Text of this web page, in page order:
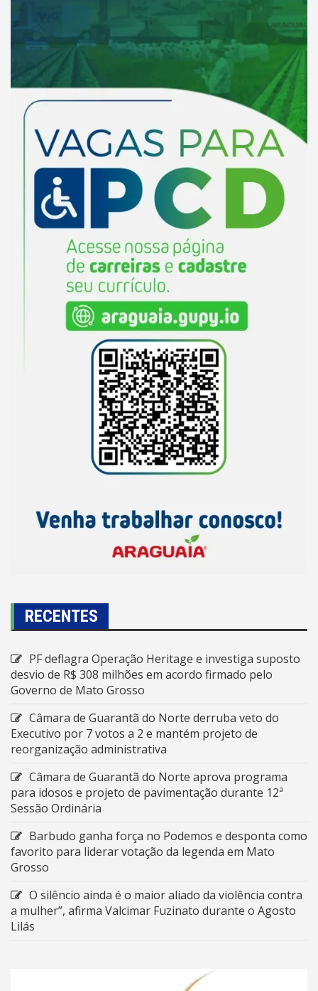
RECENTES
PF deflagra Operação Heritage e investiga suposto
desvio de R$ 308 milhões em acordo firmado pelo
Governo de Mato Grosso
Câmara de Guarantã do Norte derruba veto do
Executivo por 7 votos a 2 e mantém projeto de
reorganização administrativa
Câmara de Guarantã do Norte aprova programa
para idosos e projeto de pavimentação durante 12ª
Sessão Ordinária
Barbudo ganha força no Podemos e desponta como
favorito para liderar votação da legenda em Mato
Grosso
O silêncio ainda é o maior aliado da violência contra
a mulher”, afirma Valcimar Fuzinato durante o Agosto
Lilás